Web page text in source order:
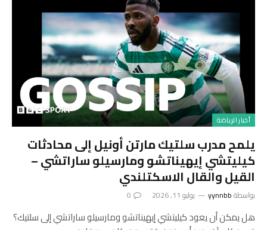
أخبار الرياضة
يلمح مدرب سلتيك مارتن أونيل إلى محادثات
كيليتشي إيهيناتشو ومارسيلو ساراتشي –
القيل والقال الاسكتلندي
بواسطةyynnbb يوليو 11, 2026 0
هل يمكن أن يعود كيليتشي إيهيناتشو ومارسيلو ساراتشي إلى سلتيك؟